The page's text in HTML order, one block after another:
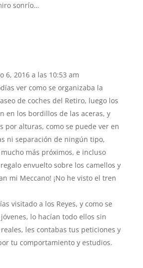
sonrío…
6, 2016 a las 10:53 am
ver como se organizaba la
de coches del Retiro, luego los
en los bordillos de las aceras, y
por alturas, como se puede ver en
ni separación de ningún tipo,
mucho más próximos, e incluso
envuelto sobre los camellos y
mi Meccano! ¡No he visto el tren
visitado a los Reyes, y como se
lo hacían todo ellos sin
les contabas tus peticiones y
tu comportamiento y estudios.